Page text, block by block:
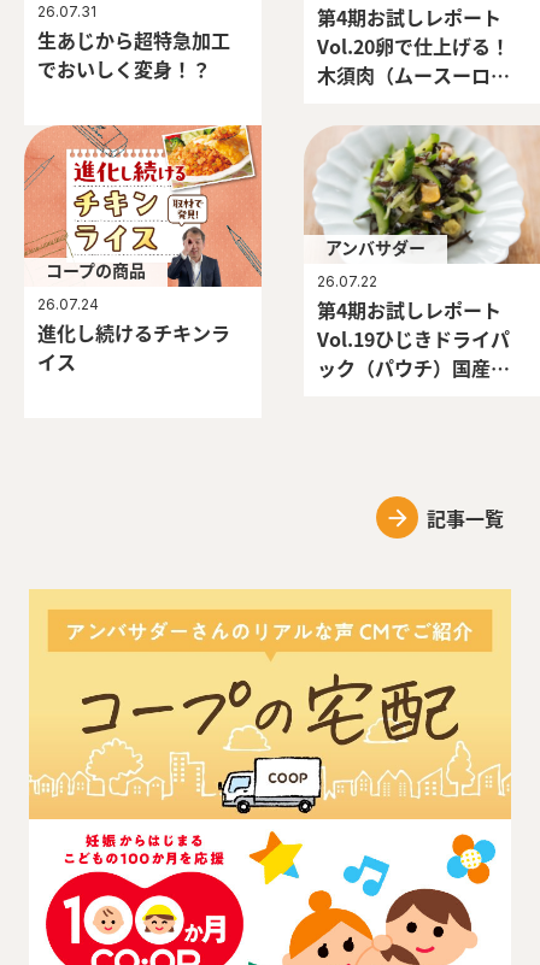
26.07.31
生あじから超特急加工
でおいしく変身！？
第4期お試しレポート
Vol.20卵で仕上げる！
木須肉（ムースーロ
コープの商品
26.07.24
進化し続けるチキンラ
イス
アンバサダー
26.07.22
第4期お試しレポート
Vol.19ひじきドライパ
ック（パウチ）国産芽
記事一覧